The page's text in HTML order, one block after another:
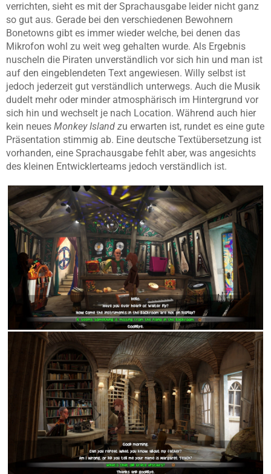
verrichten, sieht es mit der Sprachausgabe leider nicht ganz
so gut aus. Gerade bei den verschiedenen Bewohnern
Bonetowns gibt es immer wieder welche, bei denen das
Mikrofon wohl zu weit weg gehalten wurde. Als Ergebnis
nuscheln die Piraten unverständlich vor sich hin und man ist
auf den eingeblendeten Text angewiesen. Willy selbst ist
jedoch jederzeit gut verständlich unterwegs. Auch die Musik
dudelt mehr oder minder atmosphärisch im Hintergrund vor
sich hin und wechselt je nach Location. Während auch hier
kein neues MonkeyIsland zu erwarten ist, rundet es eine gute
Präsentation stimmig ab. Eine deutsche Textübersetzung ist
vorhanden, eine Sprachausgabe fehlt aber, was angesichts
des kleinen Entwicklerteams jedoch verständlich ist.